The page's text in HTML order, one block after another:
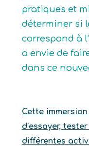
pratiques et
déterminer si
correspond à
a envie de
dans ce
Cette
d’essayer,
différentes